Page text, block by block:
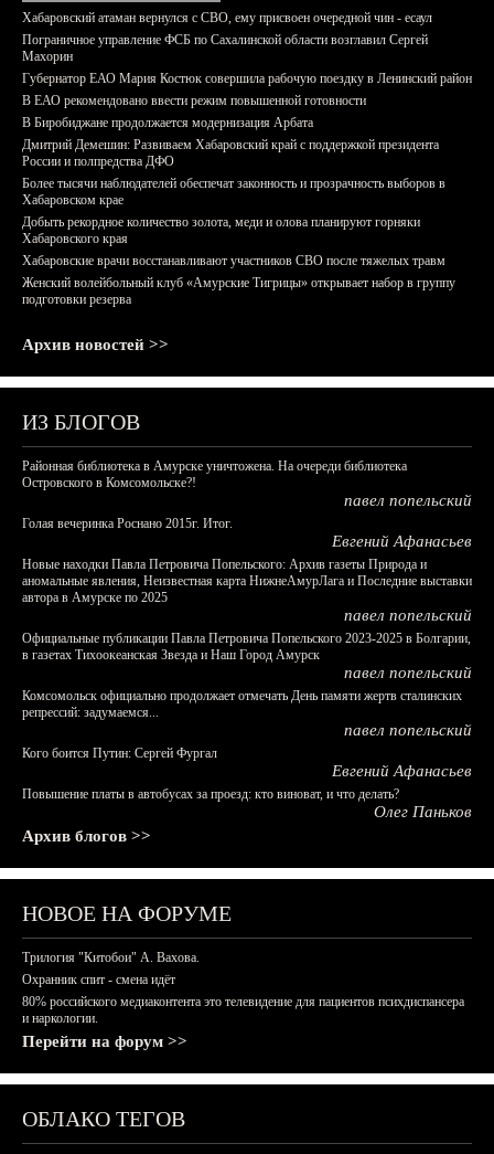
Хабаровский атаман вернулся с СВО, ему присвоен очередной чин - есаул
Пограничное управление ФСБ по Сахалинской области возглавил Сергей
Махорин
Губернатор ЕАО Мария Костюк совершила рабочую поездку в Ленинский район
В ЕАО рекомендовано ввести режим повышенной готовности
В Биробиджане продолжается модернизация Арбата
Дмитрий Демешин: Развиваем Хабаровский край с поддержкой президента
России и полпредства ДФО
Более тысячи наблюдателей обеспечат законность и прозрачность выборов в
Хабаровском крае
Добыть рекордное количество золота, меди и олова планируют горняки
Хабаровского края
Хабаровские врачи восстанавливают участников СВО после тяжелых травм
Женский волейбольный клуб «Амурские Тигрицы» открывает набор в группу
подготовки резерва
Архив новостей >>
ИЗ БЛОГОВ
Районная библиотека в Амурске уничтожена. На очереди библиотека
Островского в Комсомольске?!
павел попельский
Голая вечеринка Роснано 2015г. Итог.
Евгений Афанасьев
Новые находки Павла Петровича Попельского: Архив газеты Природа и
аномальные явления, Неизвестная карта НижнеАмурЛага и Последние выставки
автора в Амурске по 2025
павел попельский
Официальные публикации Павла Петровича Попельского 2023-2025 в Болгарии,
в газетах Тихоокеанская Звезда и Наш Город Амурск
павел попельский
Комсомольск официально продолжает отмечать День памяти жертв сталинских
репрессий: задумаемся...
павел попельский
Кого боится Путин: Сергей Фургал
Евгений Афанасьев
Повышение платы в автобусах за проезд: кто виноват, и что делать?
Олег Паньков
Архив блогов >>
НОВОЕ НА ФОРУМЕ
Трилогия "Китобои" А. Вахова.
Охранник спит - смена идёт
80% российского медиаконтента это телевидение для пациентов психдиспансера
и наркологии.
Перейти на форум >>
ОБЛАКО ТЕГОВ